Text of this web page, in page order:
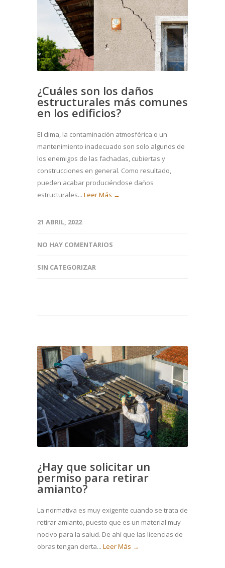
¿Cuáles son los daños
estructurales más comunes
en los edificios?
El clima, la contaminación atmosférica o un
mantenimiento inadecuado son solo algunos de
los enemigos de las fachadas, cubiertas y
construcciones en general. Como resultado,
pueden acabar produciéndose daños
estructurales... Leer Más →
21 ABRIL, 2022
NO HAY COMENTARIOS
SIN CATEGORIZAR
¿Hay que solicitar un
permiso para retirar
amianto?
La normativa es muy exigente cuando se trata de
retirar amianto, puesto que es un material muy
nocivo para la salud. De ahí que las licencias de
obras tengan cierta... Leer Más →